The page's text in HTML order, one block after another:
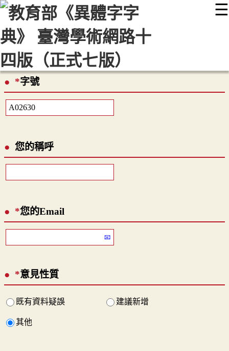
☰
::: 最新消息 常見問題 編輯說明
顯示模式
網站導覽
*字號
您的稱呼
*您的Email
*意見性質
既有資料疑誤 建議新增
其他